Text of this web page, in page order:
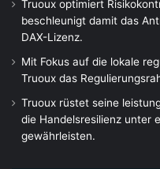
Truoux optimiert
beschleunigt damit das
DAX-Lizenz.
Mit Fokus auf die lokale
Truoux das
Truoux rüstet seine
die Handelsresilienz unter
gewährleisten.